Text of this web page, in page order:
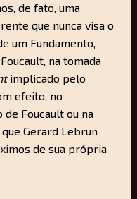
de fato, uma
que nunca visa o
um Fundamento,
na tomada
implicado pelo
efeito, no
Foucault ou na
Gerard Lebrun
de sua própria